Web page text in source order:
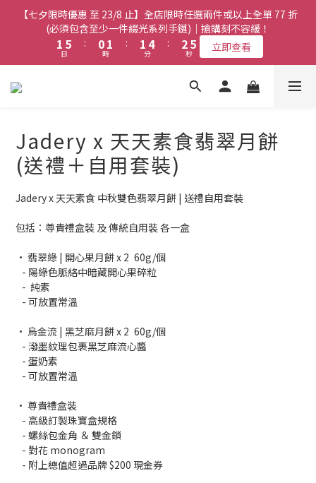
【七夕限時優惠 至 23/8 止】全店限時任選兩件或以上全單 77 折
(必須包含至少一件綴光系列手鏈)｜搶購刻不容緩！
3
2
1
0
7
6
5
4
日
:
2
1
0
3
2
1
0
時
:
3
2
1
0
6
5
4
3
分
:
4
3
2
1
7
6
5
4
2
秒 立即查看
【七夕限時優惠 至 23/8 止】全店限時任選兩件或以上全單 77 折
(必須包含至少一件綴光系列手鏈)｜搶購刻不容緩！
3
2
1
0
7
6
5
4
日
:
2
1
0
3
2
1
0
時
:
3
2
1
0
6
5
4
3
分
:
4
3
2
1
7
6
5
4
2
秒 立即查看
【七夕限時優惠 至 23/8 止】選購綴光系列頸鏈即送同系列手鏈 或
翡翠織皮手繩｜搶購刻不容緩！
7
6
5
4
9
8
3
1
6
5
4
3
7
6
5
4
7
6
5
4
9
8
7
2
1
0
8
7
6
5
0
9
8
7
6
3
2
【最新啟德帝盛酒店特別場】Jadery x Jin Bo Law 夏日翡翠珠寶
學堂 | 現正接受報名
【七夕限時優惠 至 23/8 止】全店限時任選兩件或以上全單 77 折
(必須包含至少一件綴光系列手鏈)｜搶購刻不容緩！
7
6
5
4
3
2
0
8
7
6
4
3
1
:
6
5
4
3
2
1
0
8
7
6
5
4
3
2
0
8
7
6
5
4
3
2
0
9
8
7
6
5
4
3
2
9
8
5
4
3
2
8
7
Jadery x 天天素食翡翠月餅
(送禮＋自用套裝)
Jadery x 天天素食 中秋雙色翡翠月餅 | 送禮自用套裝
包括：尊貴禮盒裝 及 傳統自用裝 各一盒
• 翡翠綠 | 開心果月餅 x 2	60g/個
   - 陽綠色脈絡中暗藏開心果碎粒
   -  純素
   - 可放置常溫
• 烏金流 | 黑芝麻月餅 x 2	60g/個
   - 潑墨紋理包裹黑芝麻流心醬
   - 蛋奶素
   - 可放置常溫
• 尊貴禮盒裝
   - 高級訂製珠寶盒規格
   - 螺絲包金角 ＆ 雙金鎖
   - 對花 monogram
   - 附上總值超過品牌 $200 現金券